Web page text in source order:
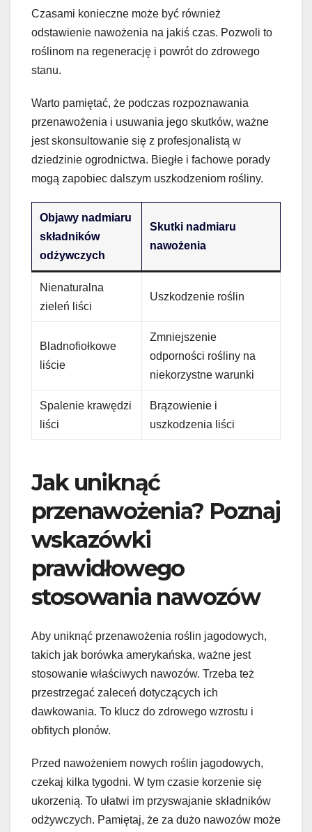
Czasami konieczne może być również
odstawienie nawożenia na jakiś czas. Pozwoli to
roślinom na regenerację i powrót do zdrowego
stanu.
Warto pamiętać, że podczas rozpoznawania
przenawożenia i usuwania jego skutków, ważne
jest skonsultowanie się z profesjonalistą w
dziedzinie ogrodnictwa. Biegłe i fachowe porady
mogą zapobiec dalszym uszkodzeniom rośliny.
Objawy nadmiaru
składników
odżywczych
Skutki nadmiaru
nawożenia
Nienaturalna
zieleń liści
Uszkodzenie roślin
Bladnofiołkowe
liście
Zmniejszenie
odporności rośliny na
niekorzystne warunki
Spalenie krawędzi
liści
Brązowienie i
uszkodzenia liści
Jak uniknąć
przenawożenia? Poznaj
wskazówki
prawidłowego
stosowania nawozów
Aby uniknąć przenawożenia roślin jagodowych,
takich jak borówka amerykańska, ważne jest
stosowanie właściwych nawozów. Trzeba też
przestrzegać zaleceń dotyczących ich
dawkowania. To klucz do zdrowego wzrostu i
obfitych plonów.
Przed nawożeniem nowych roślin jagodowych,
czekaj kilka tygodni. W tym czasie korzenie się
ukorzenią. To ułatwi im przyswajanie składników
odżywczych. Pamiętaj, że za dużo nawozów może